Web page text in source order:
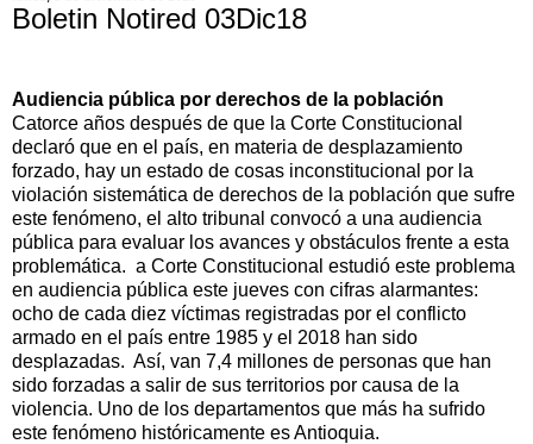
Boletin Notired 03Dic18
Audiencia pública por derechos de la población
Catorce años después de que la Corte Constitucional
declaró que en el país, en materia de desplazamiento
forzado, hay un estado de cosas inconstitucional por la
violación sistemática de derechos de la población que sufre
este fenómeno, el alto tribunal convocó a una audiencia
pública para evaluar los avances y obstáculos frente a esta
problemática. a Corte Constitucional estudió este problema
en audiencia pública este jueves con cifras alarmantes:
ocho de cada diez víctimas registradas por el conflicto
armado en el país entre 1985 y el 2018 han sido
desplazadas. Así, van 7,4 millones de personas que han
sido forzadas a salir de sus territorios por causa de la
violencia. Uno de los departamentos que más ha sufrido
este fenómeno históricamente es Antioquia.